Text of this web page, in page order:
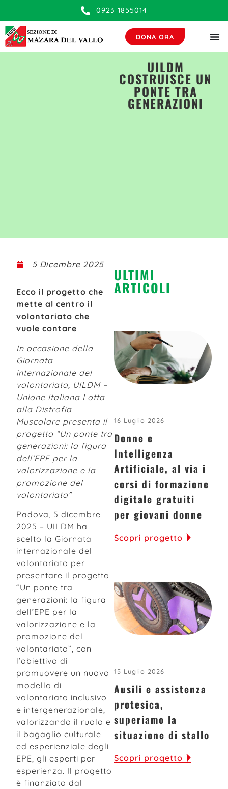
0923 1855014
DONA ORA
UILDM
COSTRUISCE UN
PONTE TRA
GENERAZIONI
5 Dicembre 2025
Ecco il progetto che
mette al centro il
volontariato che
vuole contare
In occasione della
Giornata
internazionale del
volontariato, UILDM –
Unione Italiana Lotta
alla Distrofia
Muscolare presenta il
progetto “Un ponte tra
generazioni: la figura
dell’EPE per la
valorizzazione e la
promozione del
volontariato”
Padova, 5 dicembre
2025 – UILDM ha
scelto la Giornata
internazionale del
volontariato per
presentare il progetto
“Un ponte tra
generazioni: la figura
dell’EPE per la
valorizzazione e la
promozione del
volontariato”, con
l’obiettivo di
promuovere un nuovo
modello di
volontariato inclusivo
e intergenerazionale,
valorizzando il ruolo e
il bagaglio culturale
ed esperienziale degli
EPE, gli esperti per
esperienza. Il progetto
è finanziato dal
ULTIMI
ARTICOLI
16 Luglio 2026
Donne e
Intelligenza
Artificiale, al via i
corsi di formazione
digitale gratuiti
per giovani donne
Scopri progetto
15 Luglio 2026
Ausili e assistenza
protesica,
superiamo la
situazione di stallo
Scopri progetto